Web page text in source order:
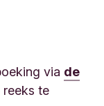
via de
reeks te